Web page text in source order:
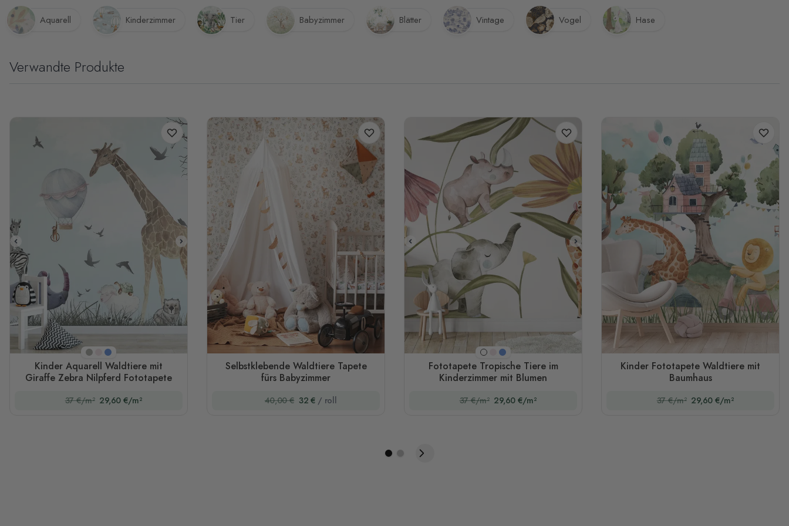
Aquarell Kinderzimmer Tier Babyzimmer Blätter Vintage Vogel Hase
Verwandte Produkte
BeigeRosa
Blau
Kinder Aquarell Waldtiere mit
Giraffe Zebra Nilpferd Fototapete
37 €/m² 29,60 €/m²
Selbstklebende Waldtiere Tapete
fürs Babyzimmer
40,00 € 32 € / roll
Weiß
RosaBlau
Fototapete Tropische Tiere im
Kinderzimmer mit Blumen
37 €/m² 29,60 €/m²
Kinder Fototapete Waldtiere mit
Baumhaus
37 €/m² 29,60 €/m²